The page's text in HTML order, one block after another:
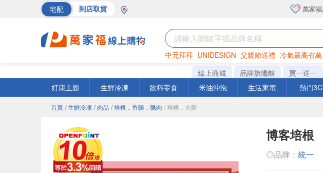
宅配 到店取貨 萬家
中元拜拜 UNIDESIGN 父親節送禮 冷氣最高省萬
罐頭 海苔 洋芋片
線上商城 品牌旗艦館 買一送一
好康主題
生鮮冷凍 飲料零食 米油沖泡 生活家電 熱門3C
首頁 / 生鮮冷凍 / 肉品 / 培根．香腸．臘肉 / 培根．火腿
博客培根
◎品牌： 統一